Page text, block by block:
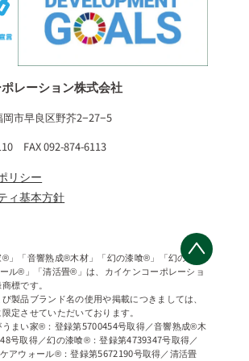
レーション株式会社
市早良区野芥2−27−5
FAX 092-874-6113
リシー
ィ基本方針
®」「音響熟成®木材」「幻の漆喰®」「幻の漆喰
ル®」「清活畳®」は、カイケンコーポレーショ
標です。
製品ブランド名の使用や掲載につきましては、
定させていただいております。
まい家®：登録第5700454号取得／音響熟成®木
号取得／幻の漆喰®：登録第4739347号取得／
アウォール®：登録第5672190号取得／清活畳